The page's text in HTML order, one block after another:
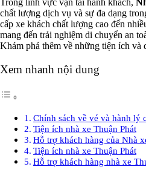
Trong lĩnh vực vận tải hành khách,
chất lượng dịch vụ và sự đa dạng
cấp xe khách chất lượng cao đến
mang đến trải nghiệm di chuyển an
Khám phá thêm về những tiện ích và
Xem nhanh nội dung
Chính sách về vé và hành lý
Tiện ích nhà xe Thuận Phát
Hỗ trợ khách hàng của Nhà
Tiện ích nhà xe Thuận Phát
Hỗ trợ khách hàng nhà xe